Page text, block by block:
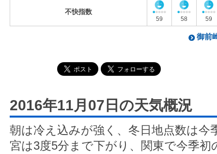
不快指数
59 58 59
御前
2016年11月07日の天気概況
朝は冷え込みが強く、冬日地点数は今
宮は3度5分まで下がり、関東で今季初